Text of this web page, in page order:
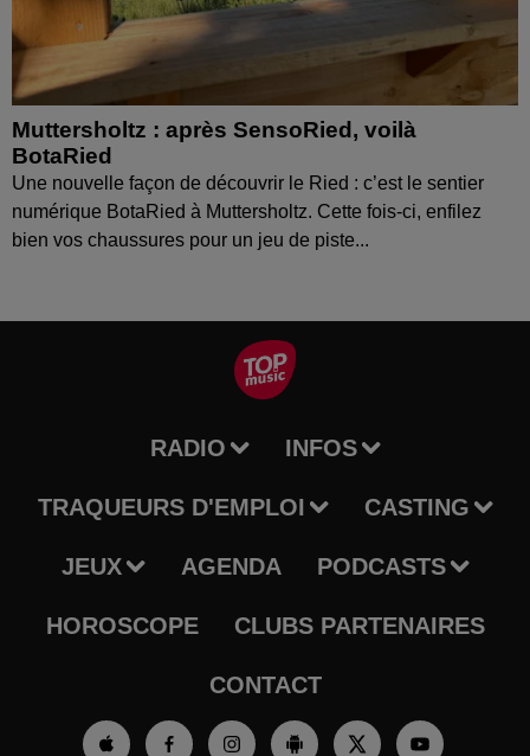
Muttersholtz : après SensoRied, voilà
BotaRied
Une nouvelle façon de découvrir le Ried : c’est le sentier
numérique BotaRied à Muttersholtz. Cette fois-ci, enfilez
bien vos chaussures pour un jeu de piste...
RADIO INFOS
TRAQUEURS D'EMPLOI CASTING
JEUX AGENDA PODCASTS
HOROSCOPE CLUBS PARTENAIRES
CONTACT